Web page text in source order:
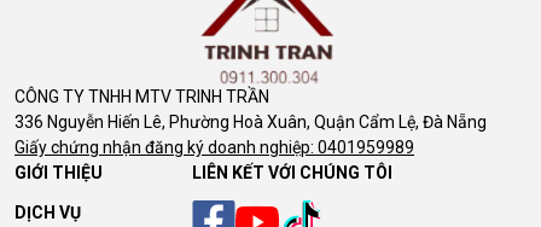
CÔNG TY TNHH MTV TRINH TRẦN
336 Nguyễn Hiến Lê, Phường Hoà Xuân, Quận Cẩm Lệ, Đà Nẵng
Giấy chứng nhận đăng ký doanh nghiệp: 0401959989
GIỚI THIỆU
DỊCH VỤ
LIÊN KẾT VỚI CHÚNG TÔI